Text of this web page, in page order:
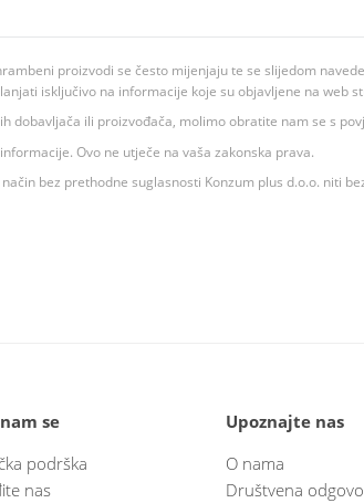
proizvodi se često mijenjaju te se slijedom
isključivo na informacije koje su objavljene na web
ili proizvođača, molimo obratite nam se s
Ovo ne utječe na vaša zakonska prava.
bez prethodne suglasnosti Konzum plus d.o.o. niti
se
podrška
nas
Upoznajte nas
O nama
Društvena